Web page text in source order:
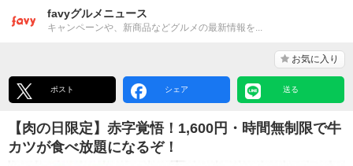
favyグルメニュース
キャンペーンや、新商品などグルメの最新情報を...
お気に入り
ポスト シェア 送る
【肉の日限定】赤字覚悟！1,600円・時間無制限で牛
カツが食べ放題になるぞ！